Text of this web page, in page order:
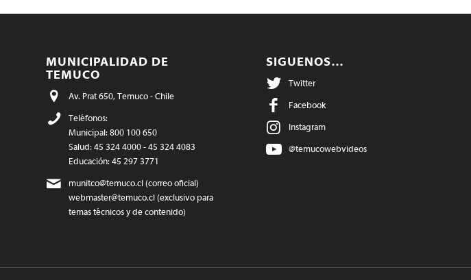
MUNICIPALIDAD DE
TEMUCO
Av. Prat 650, Temuco - Chile
Teléfonos:
Municipal: 800 100 650
Salud: 45 324 4000 - 45 324 4083
Educación: 45 297 3771
munitco@temuco.cl (correo oficial)
webmaster@temuco.cl (exclusivo para
temas técnicos y de contenido)
SIGUENOS…
Twitter
Facebook
Instagram
@temucowebvideos